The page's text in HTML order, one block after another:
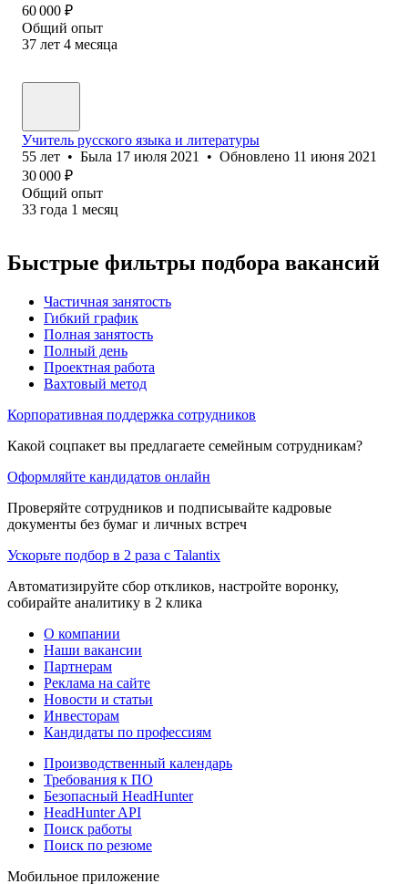
60 000 ₽
Общий опыт
37 лет 4 месяца
Учитель русского языка и литературы
55 лет • Была 17 июля 2021 • Обновлено 11 июня 2021
30 000 ₽
Общий опыт
33 года 1 месяц
Быстрые фильтры подбора вакансий
Частичная занятость
Гибкий график
Полная занятость
Полный день
Проектная работа
Вахтовый метод
Корпоративная поддержка сотрудников
Какой соцпакет вы предлагаете семейным сотрудникам?
Оформляйте кандидатов онлайн
Проверяйте сотрудников и подписывайте кадровые
документы без бумаг и личных встреч
Ускорьте подбор в 2 раза с Talantix
Автоматизируйте сбор откликов, настройте воронку,
собирайте аналитику в 2 клика
О компании
Наши вакансии
Партнерам
Реклама на сайте
Новости и статьи
Инвесторам
Кандидаты по профессиям
Производственный календарь
Требования к ПО
Безопасный HeadHunter
HeadHunter API
Поиск работы
Поиск по резюме
Мобильное приложение